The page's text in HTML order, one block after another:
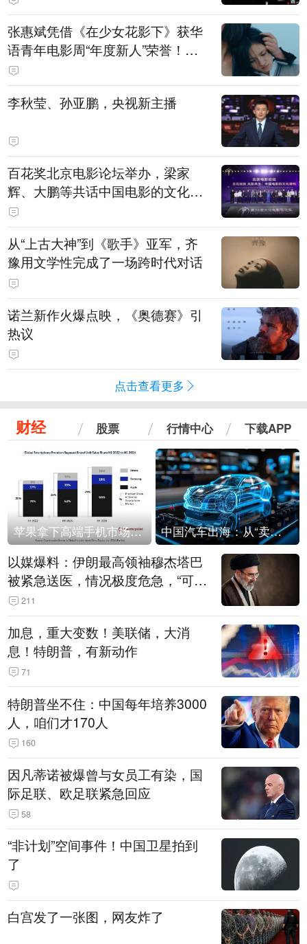
张惠斌凭借《在少女花影下》获华
语青年电影周“年度新人”荣誉！该
电影全程在广州取景，采用粤语对
白，主演均为广州本土演员
李秋莹、孙亚鹏，央视新主播
百花奖北京电影论坛举办，梁家
辉、大鹏等共话中国电影的文化建
构
从“上古大神”到《歌手》亚军，齐
豫用文学性完成了一场跨时代对话
诺兰新作火爆点映，《奥德赛》引
热议
点击查看更多
财经 股票 行情中心 下载APP
苹果拿下高端手机市场65%的份额：iPhone 17系列功不可没 中国汽车出海：从“卖出去”到“走进去”
以媒爆料：伊朗最高领袖穆杰塔巴
被紧急送医，情况极度危急，“可能
随时会死去”
211
加息，重大变数！美联储，大消
息！特朗普，有新动作
71
特朗普坐不住：中国每年培养3000
人，咱们才170人
160
因凡蒂诺被爆曾与女员工有染，国
际足联、欧足联紧急回应
58
“非计划”空间事件！中国卫星拍到
了
白宫发了一张图，网友炸了